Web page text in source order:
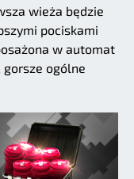
wieża będzie
pociskami
w automat
gorsze ogólne